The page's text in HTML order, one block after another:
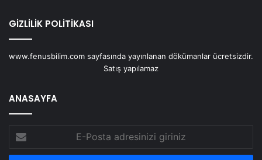
GİZLİLİK POLİTİKASI
www.fenusbilim.com sayfasında yayınlanan dökümanlar ücretsizdir.
Satış yapılamaz
ANASAYFA
Posta
adresinizi